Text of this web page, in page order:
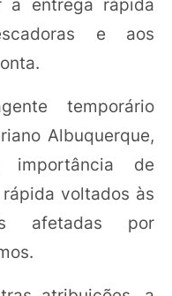
a entrega rápida
e aos
temporário
Albuquerque,
de
voltados às
afetadas por